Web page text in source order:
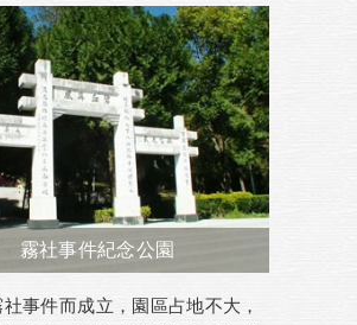
霧社事件紀念公園
事件而成立，園區占地不大，